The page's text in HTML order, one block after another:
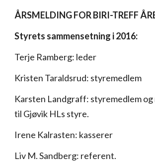
ÅRSMELDING FOR BIRI-TREFF
Styrets sammensetning i 2016:
Terje Ramberg: leder
Kristen Taraldsrud: styremedlem
Karsten Landgraff: styremedlem
til Gjøvik HLs styre.
Irene Kalrasten: kasserer
Liv M. Sandberg: referent.